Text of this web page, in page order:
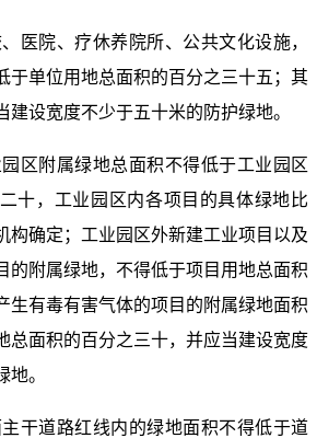
、医院、疗休养院所、公共文化设施，
于单位用地总面积的百分之三十五；其
建设宽度不少于五十米的防护绿地。
园区附属绿地总面积不得低于工业园区
十，工业园区内各项目的具体绿地比
构确定；工业园区外新建工业项目以及
的附属绿地，不得低于项目用地总面积
生有毒有害气体的项目的附属绿地面积
总面积的百分之三十，并应当建设宽度
。
主干道路红线内的绿地面积不得低于道